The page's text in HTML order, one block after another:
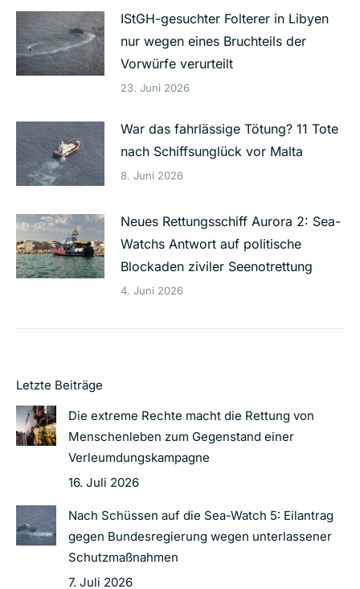
IStGH-gesuchter Folterer in Libyen
nur wegen eines Bruchteils der
Vorwürfe verurteilt
23. Juni 2026
War das fahrlässige Tötung? 11 Tote
nach Schiffsunglück vor Malta
8. Juni 2026
Neues Rettungsschiff Aurora 2: Sea-
Watchs Antwort auf politische
Blockaden ziviler Seenotrettung
4. Juni 2026
Letzte Beiträge
Die extreme Rechte macht die Rettung von
Menschenleben zum Gegenstand einer
Verleumdungskampagne
16. Juli 2026
Nach Schüssen auf die Sea-Watch 5: Eilantrag
gegen Bundesregierung wegen unterlassener
Schutzmaßnahmen
7. Juli 2026